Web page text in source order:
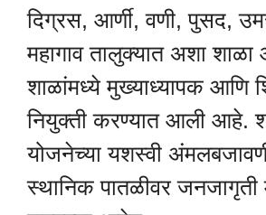
दिग्रस, आर्णी, वणी, पुसद,
महागाव तालुक्यात अशा
शाळांमध्ये मुख्याध्यापक आणि
नियुक्ती करण्यात आली आहे.
योजनेच्या यशस्वी
स्थानिक पातळीवर जनजागृती